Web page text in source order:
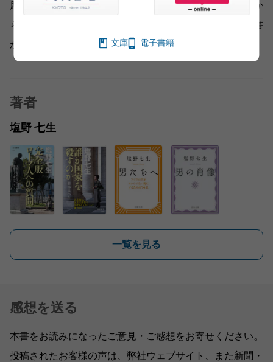
席」に坐って高みの見物とはいかなくなりました。これか
らのこの国のあり方、私たちの生き方を考える上で、本書
が提示してくれるヒントはきっと役に立つと思います。
著者
塩野 七生
一覧を見る
感想を送る
本書をお読みになったご意見・ご感想をお寄せください。
投稿されたお客様の声は、弊社ウェブサイト、また新聞・
文庫 電子書籍